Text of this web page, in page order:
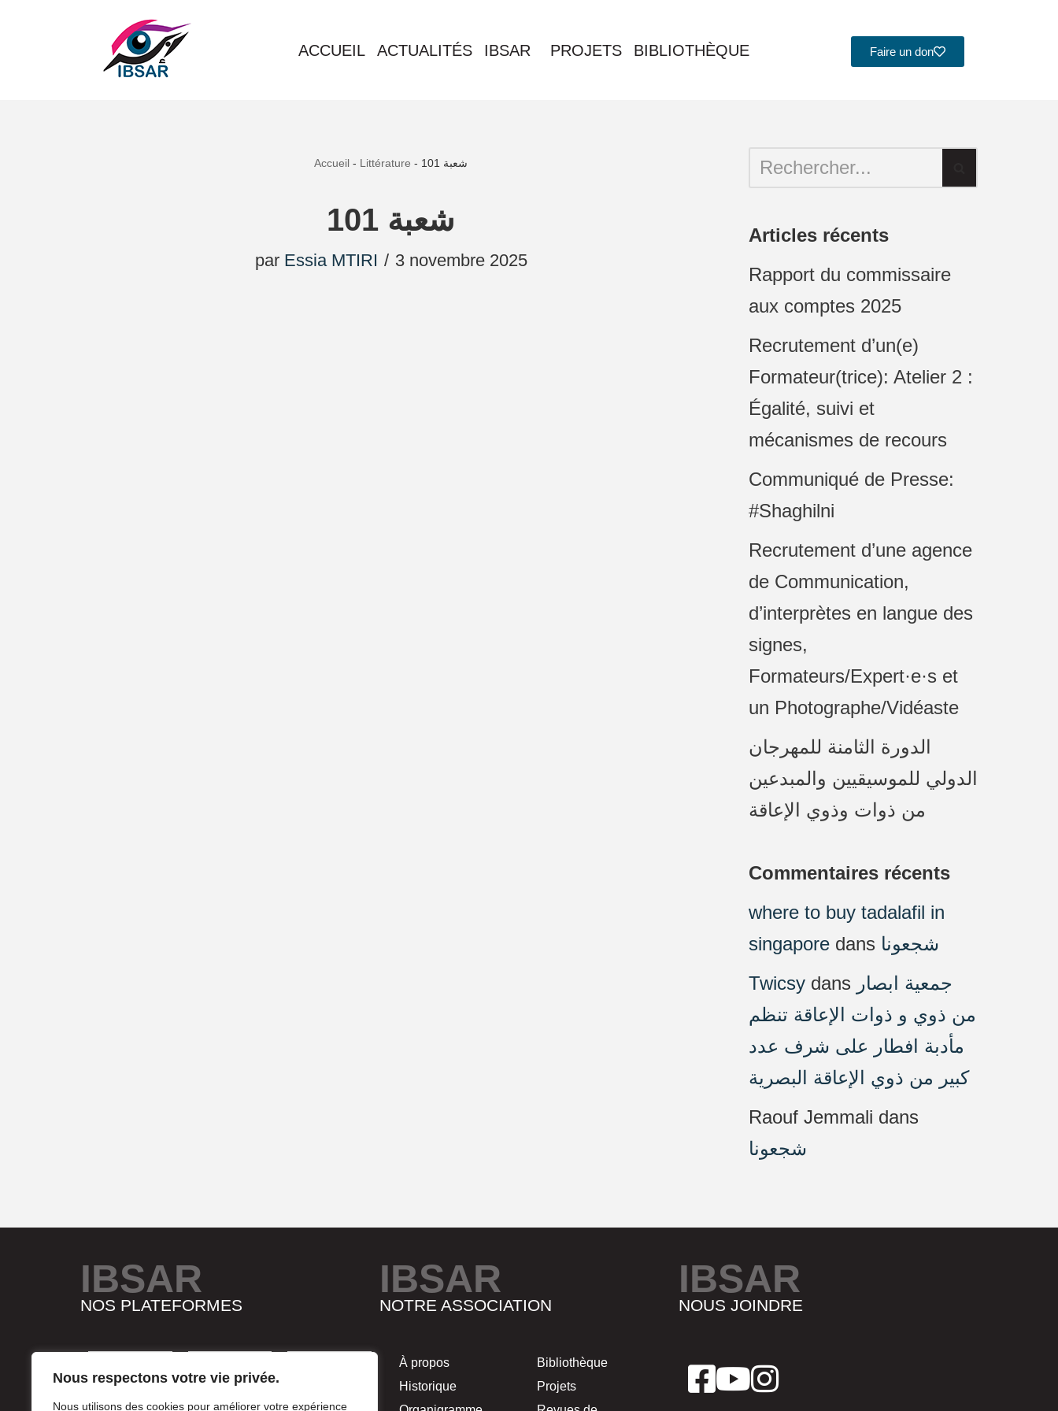
Nous respectons votre vie privée.
Nous utilisons des cookies pour améliorer votre expérience
ACCUEIL ACTUALITÉS IBSAR PROJETS BIBLIOTHÈQUE Faire un don
Accueil - Littérature - شعبة 101
شعبة 101
par Essia MTIRI 3 novembre 2025
Articles récents
Rapport du commissaire
aux comptes 2025
Recrutement d’un(e)
Formateur(trice): Atelier 2 :
Égalité, suivi et
mécanismes de recours
Communiqué de Presse:
#Shaghilni
Recrutement d’une agence
de Communication,
d’interprètes en langue des
signes,
Formateurs/Expert·e·s et
un Photographe/Vidéaste
الدورة الثامنة للمهرجان
الدولي للموسيقيين والمبدعين
من ذوات وذوي الإعاقة
Commentaires récents
where to buy tadalafil in
singapore dans شجعونا
Twicsy dans جمعية ابصار
من ذوي و ذوات الإعاقة تنظم
مأدبة افطار على شرف عدد
كبير من ذوي الإعاقة البصرية
Raouf Jemmali dans
شجعونا
IBSAR
NOS PLATEFORMES
IBSAR
NOTRE ASSOCIATION
À propos
Historique
Bibliothèque
Projets
IBSAR
NOUS JOINDRE